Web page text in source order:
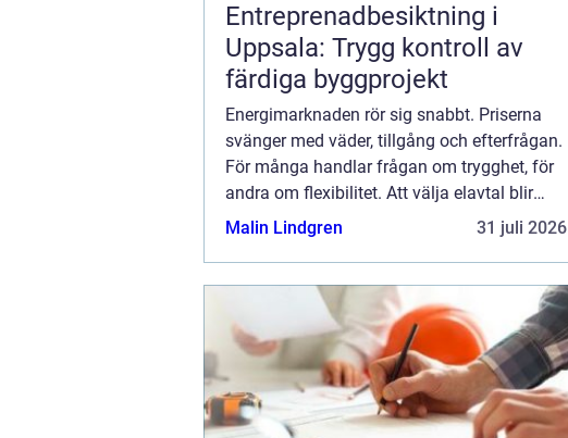
Entreprenadbesiktning i
Uppsala: Trygg kontroll av
färdiga byggprojekt
Energimarknaden rör sig snabbt. Priserna
svänger med väder, tillgång och efterfrågan.
För många handlar frågan om trygghet, för
andra om flexibilitet. Att välja elavtal blir
därför ett v...
Malin Lindgren 31 juli 2026